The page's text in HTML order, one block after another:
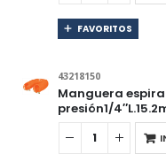
FAVORITOS
43218150
Manguera
presión1/